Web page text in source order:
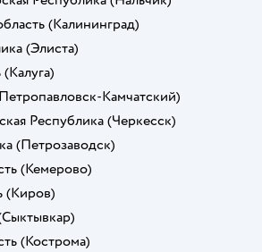
(Калининград)
(Элиста)
(Калуга)
Камчатский)
Республика (Черкесск)
(Петрозаводск)
(Кемерово)
(Киров)
(Кострома)